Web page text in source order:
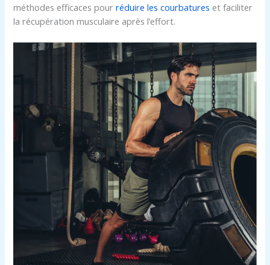
méthodes efficaces pourréduire les courbatures et faciliter
la récupération musculaire après l’effort.